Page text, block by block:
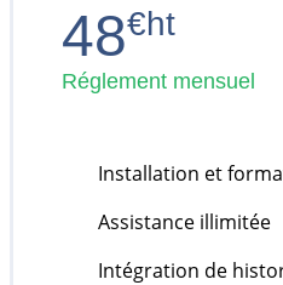
48€ht
Réglement mensuel
Installation et
Assistance illimitée
Intégration de